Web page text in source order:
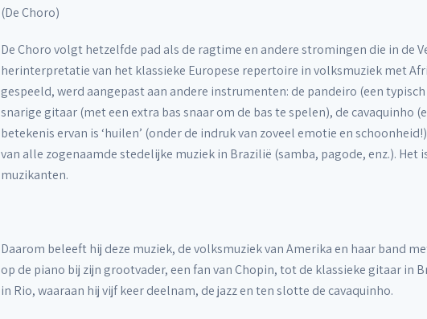
(De Choro)
De Choro volgt hetzelfde pad als de ragtime en andere stromingen die in de
herinterpretatie van het klassieke Europese repertoire in volksmuziek met
gespeeld, werd aangepast aan andere instrumenten: de pandeiro (een
snarige gitaar (met een extra bas snaar om de bas te spelen), de cavaquinho
betekenis ervan is ‘huilen’ (onder de indruk van zoveel emotie en
van alle zogenaamde stedelijke muziek in Brazilië (samba, pagode, enz.).
muzikanten.
Daarom beleeft hij deze muziek, de volksmuziek van Amerika en haar band
op de piano bij zijn grootvader, een fan van Chopin, tot de klassieke gitaar in
in Rio, waaraan hij vijf keer deelnam, de jazz en ten slotte de cavaquinho.